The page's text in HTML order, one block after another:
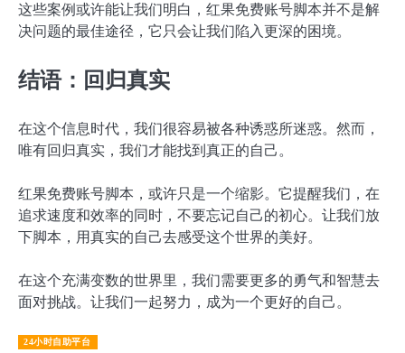
这些案例或许能让我们明白，红果免费账号脚本并不是解
决问题的最佳途径，它只会让我们陷入更深的困境。
结语：回归真实
在这个信息时代，我们很容易被各种诱惑所迷惑。然而，
唯有回归真实，我们才能找到真正的自己。
红果免费账号脚本，或许只是一个缩影。它提醒我们，在
追求速度和效率的同时，不要忘记自己的初心。让我们放
下脚本，用真实的自己去感受这个世界的美好。
在这个充满变数的世界里，我们需要更多的勇气和智慧去
面对挑战。让我们一起努力，成为一个更好的自己。
24小时自助平台